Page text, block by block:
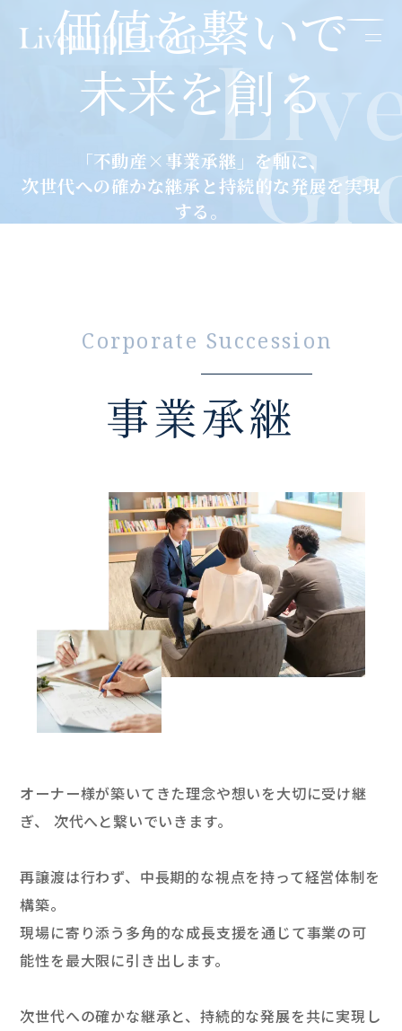
価値を繋いで
未来を創る
「不動産×事業承継」を軸に、
次世代への確かな継承と持続的な発展を実現
する。
Corporate Succession
事業承継
オーナー様が築いてきた理念や想いを大切に受け継
ぎ、
次代へと繋いでいきます。
再譲渡は行わず、中長期的な視点を持って経営体制を
構築。
現場に寄り添う多角的な成長支援を通じて事業の可
能性を最大限に引き出します。
次世代への確かな継承と、持続的な発展を共に実現し